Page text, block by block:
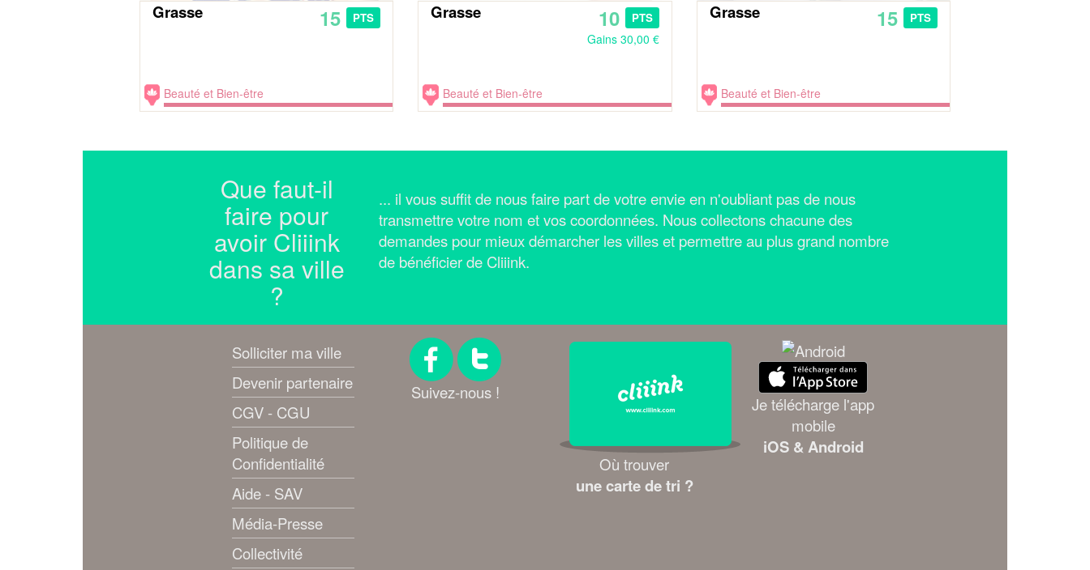
Grasse 15 PTS
Beauté et Bien-être
Grasse 10 PTS
Gains 30,00 €
Beauté et Bien-être
Grasse 15 PTS
Beauté et Bien-être
Que faut-il
faire pour
avoir Cliiink
dans sa ville
?
... il vous suffit de nous faire part de votre envie en n'oubliant pas de nous
transmettre votre nom et vos coordonnées. Nous collectons chacune des
demandes pour mieux démarcher les villes et permettre au plus grand nombre
de bénéficier de Cliiink.
Solliciter ma ville
Devenir partenaire
CGV - CGU
Politique de
Confidentialité
Aide - SAV
Média-Presse
Collectivité
Suivez-nous !
Où trouver
une carte de tri ?
Je télécharge l'app
mobile
iOS & Android